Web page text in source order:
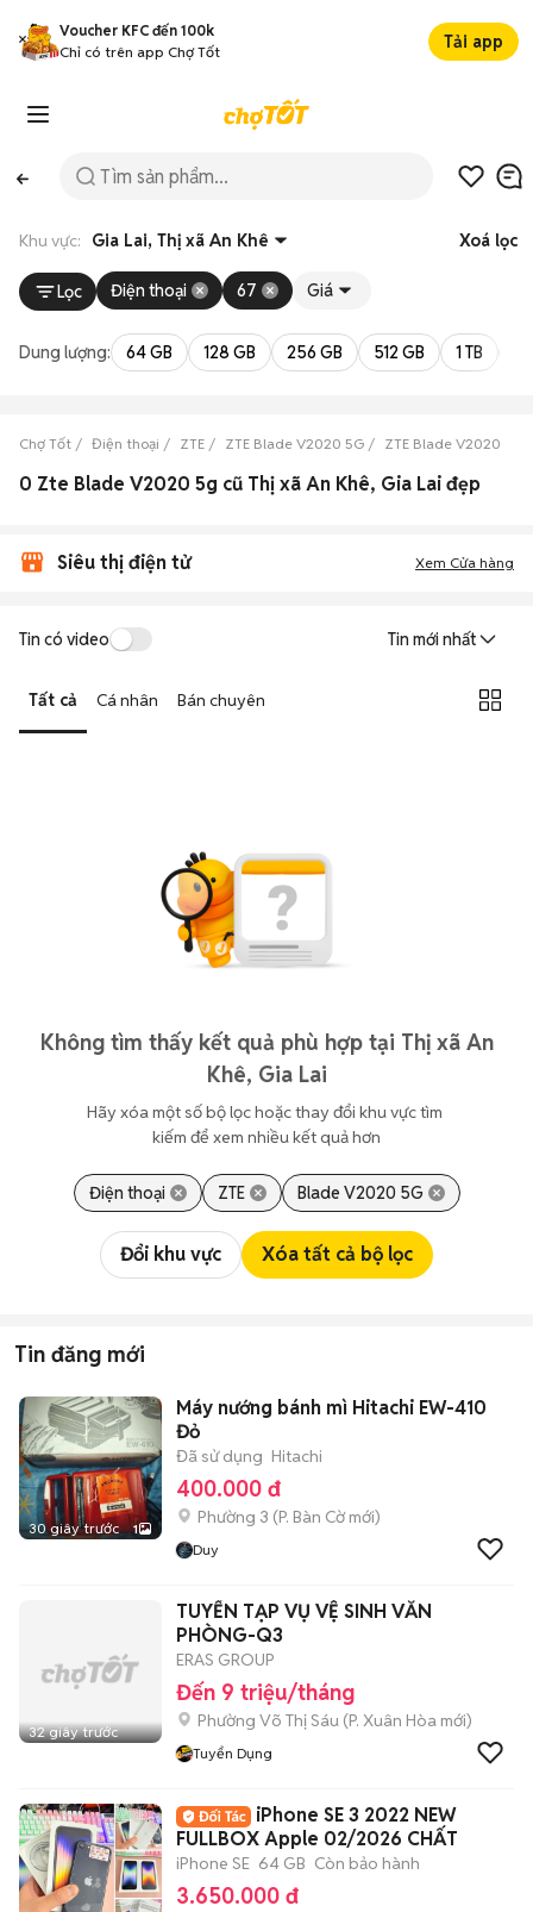
Voucher KFC đến 100k
Chỉ có trên app Chợ Tốt
Tải app
Khu vực: Gia Lai, Thị xã An Khê Xoá lọc
Lọc Điện thoại 67 Giá
Dung lượng: 64 GB 128 GB 256 GB 512 GB 1 TB
Chợ Tốt Điện thoại ZTE ZTE Blade V2020 5G ZTE Blade V2020 5G
0 Zte Blade V2020 5g cũ Thị xã An Khê, Gia Lai đẹp
Siêu thị điện tử Xem Cửa hàng
Tin có video Tin mới nhất
Tất cả Cá nhân Bán chuyên
Không tìm thấy kết quả phù hợp tại Thị xã An
Khê, Gia Lai
Hãy xóa một số bộ lọc hoặc thay đổi khu vực tìm
kiếm để xem nhiều kết quả hơn
Điện thoại ZTE Blade V2020 5G
Đổi khu vực Xóa tất cả bộ lọc
Tin đăng mới
30 giây trước 1
Máy nướng bánh mì Hitachi EW-410
Đỏ
Đã sử dụng Hitachi
400.000 đ
Phường 3 (P. Bàn Cờmới)
Duy
32 giây trước
TUYỂN TẠP VỤ VỆ SINH VĂN
PHÒNG-Q3
ERAS GROUP
Đến 9 triệu/tháng
Phường Võ Thị Sáu (P. Xuân Hòa mới)
Tuyển Dụng
iPhone SE 3 2022 NEW
FULLBOX Apple 02/2026 CHẤT
iPhone SE 64 GB Còn bảo hành
3.650.000 đ